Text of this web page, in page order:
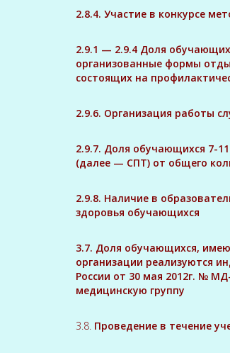
2.8.4. Участие в конкурсе
2.9.1 — 2.9.4 Доля
организованные формы
состоящих на
2.9.6. Организация работы
2.9.7. Доля обучающихся 7-
(далее — СПТ) от общего
2.9.8. Наличие в
здоровья обучающихся
3.7. Доля обучающихся,
организации реализуются
России от 30 мая 2012г. №
медицинскую группу
3.8. Проведение в течение